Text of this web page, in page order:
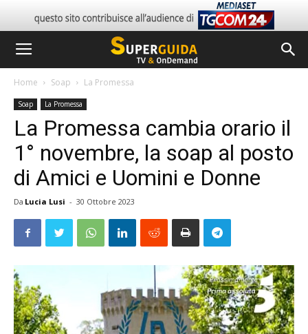
Home Soap La Promessa
Soap La Promessa
La Promessa cambia orario il
1° novembre, la soap al posto
di Amici e Uomini e Donne
Da Lucia Lusi - 30 Ottobre 2023